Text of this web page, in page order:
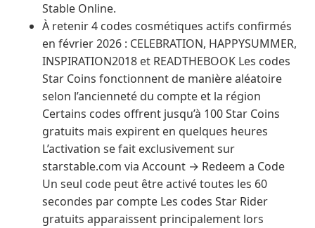
Stable Online.
À retenir 4 codes cosmétiques actifs confirmés
en février 2026 : CELEBRATION, HAPPYSUMMER,
INSPIRATION2018 et READTHEBOOK Les codes
Star Coins fonctionnent de manière aléatoire
selon l’ancienneté du compte et la région
Certains codes offrent jusqu’à 100 Star Coins
gratuits mais expirent en quelques heures
L’activation se fait exclusivement sur
starstable.com via Account → Redeem a Code
Un seul code peut être activé toutes les 60
secondes par compte Les codes Star Rider
gratuits apparaissent principalement lors